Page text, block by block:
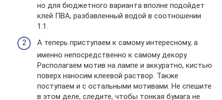
но для бюджетного варианта вполне подойдет
клей ПВА, разбавленный водой в соотношении
1:1.
А теперь приступаем к самому интересному, а
именно непосредственно к самому декору.
Располагаем мотив на лампе и аккуратно, кистью
поверх наносим клеевой раствор. Также
поступаем и с остальными мотивами. Не спешите
в этом деле, следите, чтобы тонкая бумага не